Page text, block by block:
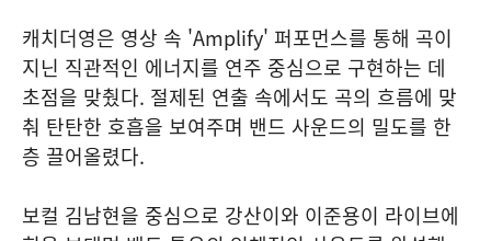
캐치더영은 영상 속 'Amplify' 퍼포먼스를 통해 곡이
지닌 직관적인 에너지를 연주 중심으로 구현하는 데
초점을 맞췄다. 절제된 연출 속에서도 곡의 흐름에 맞
춰 탄탄한 호흡을 보여주며 밴드 사운드의 밀도를 한
층 끌어올렸다.
보컬 김남현을 중심으로 강산이와 이준용이 라이브에